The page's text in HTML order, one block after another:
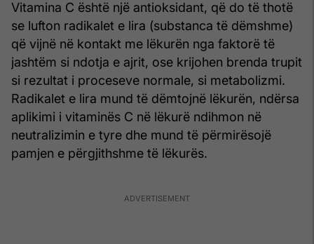
Vitamina C është një antioksidant, që do të thotë
se lufton radikalet e lira (substanca të dëmshme)
që vijnë në kontakt me lëkurën nga faktorë të
jashtëm si ndotja e ajrit, ose krijohen brenda trupit
si rezultat i proceseve normale, si metabolizmi.
Radikalet e lira mund të dëmtojnë lëkurën, ndërsa
aplikimi i vitaminës C në lëkurë ndihmon në
neutralizimin e tyre dhe mund të përmirësojë
pamjen e përgjithshme të lëkurës.